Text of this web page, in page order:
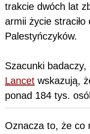
trakcie dwóch lat
armii życie
Palestyńczyków.
Szacunki
Lancet wskazują,
ponad 184 tys.
Oznacza to, że co